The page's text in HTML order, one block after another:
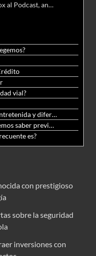
En este primer episodio de Del Inbox al Podcast, analizamos junto al abogado Jonathan Brown las nuevas conductas delictivas cibernéticas y la necesidad de hacer modificaciones al Código Penal.
vial?
8. Diego Te lo Explica, una forma entretenida y diferente de aprender matemáticas y ciencias
9. Crédito hipotecario: lo que debemos saber previo a adquirir nuestra vivienda
es?
con prestigioso
sobre la seguridad
inversiones con